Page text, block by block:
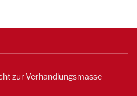
zur Verhandlungsmasse